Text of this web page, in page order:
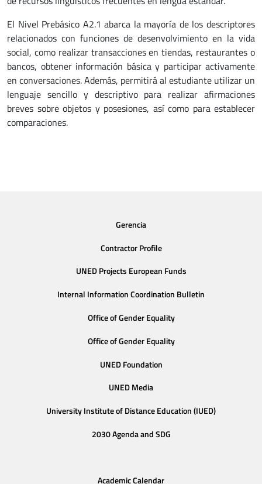
El Nivel Prebásico A2.1 abarca la mayoría de los descriptores
relacionados con funciones de desenvolvimiento en la vida
social, como realizar transacciones en tiendas, restaurantes o
bancos, obtener información básica y participar activamente
en conversaciones. Además, permitirá al estudiante utilizar un
lenguaje sencillo y descriptivo para realizar afirmaciones
breves sobre objetos y posesiones, así como para establecer
comparaciones.
Gerencia
Contractor Profile
UNED Projects European Funds
Internal Information Coordination Bulletin
Office of Gender Equality
Office of Gender Equality
UNED Foundation
UNED Media
University Institute of Distance Education (IUED)
2030 Agenda and SDG
Academic Calendar